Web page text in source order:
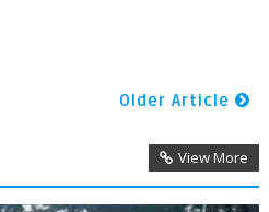
Older Article
View More